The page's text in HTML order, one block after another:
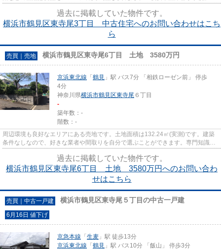
過去に掲載していた物件です。
横浜市鶴見区東寺尾3丁目 中古住宅へのお問い合わせはこち
ら
売買｜売地 横浜市鶴見区東寺尾6丁目 土地 3580万円
京浜東北線 「 鶴見 」駅 バス7分 「相鉄ローゼン前」 停歩
4分
神奈川県横浜市鶴見区東寺尾 ６丁目
-
築年数：-
階数：-
周辺環境も良好なエリアにある売地です。土地面積は132.24㎡(実測)です。建築
条件なしなので、好きな業者や間取りを自分で選ぶことができます。専門知識も
過去に掲載していた物件です。
横浜市鶴見区東寺尾6丁目 土地 3580万円へのお問い合わ
せはこちら
売買｜中古一戸建 横浜市鶴見区東寺尾５丁目の中古一戸建
6月16日 値下げ
京急本線 「 生麦 」駅 徒歩13分
京浜東北線 「 鶴見 」駅 バス10分 「飯山」 停歩3分